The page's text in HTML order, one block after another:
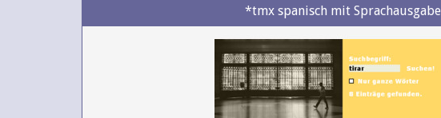
*tmx spanisch mit Sprachausgabe